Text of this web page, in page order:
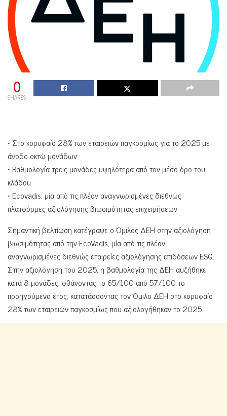
0
SHARES
• Στο κορυφαίο 28% των εταιρειών παγκοσμίως για το 2025 με
άνοδο οκτώ μονάδων
• Βαθμολογία τρεις μονάδες υψηλότερα από τον μέσο όρο του
κλάδου
• Εcovadis: μία από τις πλέον αναγνωρισμένες διεθνώς
πλατφόρμες αξιολόγησης βιωσιμότητας επιχειρήσεων
Σημαντική βελτίωση κατέγραψε ο Όμιλος ΔΕΗ στην αξιολόγηση
βιωσιμότητας από την EcoVadis, μία από τις πλέον
αναγνωρισμένες διεθνώς εταιρείες αξιολόγησης επιδόσεων ESG.
Στην αξιολόγηση του 2025, η βαθμολογία της ΔΕΗ αυξήθηκε
κατά 8 μονάδες, φθάνοντας το 65/100 από 57/100 το
προηγούμενο έτος, κατατάσσοντας τον Όμιλο ΔΕΗ στο κορυφαίο
28% των εταιρειών παγκοσμίως που αξιολογήθηκαν το 2025.